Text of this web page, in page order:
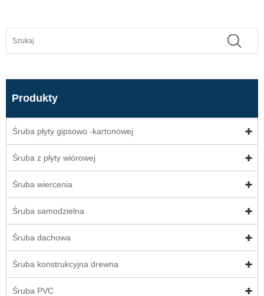
Produkty
Śruba płyty gipsowo -kartonowej
Śruba z płyty wiórowej
Śruba wiercenia
Śruba samodzielna
Śruba dachowa
Śruba konstrukcyjna drewna
Śruba PVC